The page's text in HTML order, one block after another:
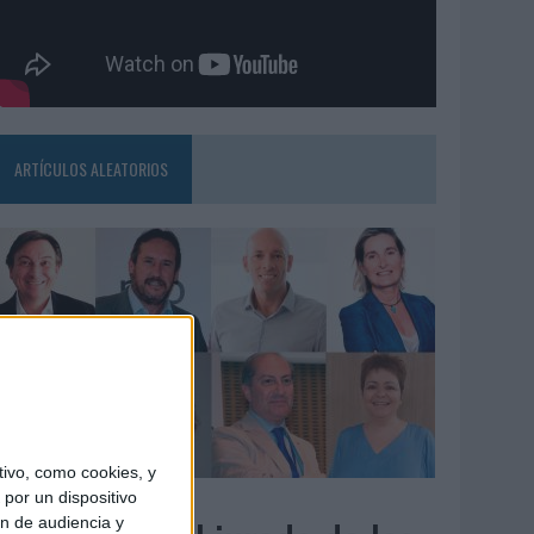
como cookies, y
un dispositivo
de audiencia y
ARTÍCULOS ALEATORIOS
08/2026